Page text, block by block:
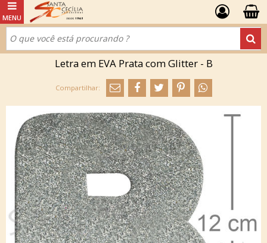
Letra em EVA Prata com Glitter - B